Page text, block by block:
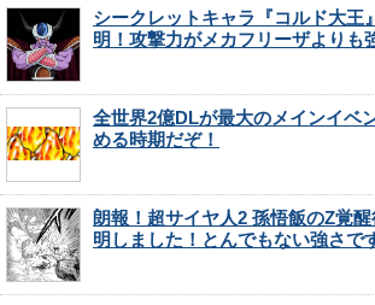
シークレットキャラ『コルド大王
明！攻撃力がメカフリーザよりも
全世界2億DLが最大のメインイベ
める時期だぞ！
朗報！超サイヤ人2 孫悟飯のZ覚
明しました！とんでもない強さで